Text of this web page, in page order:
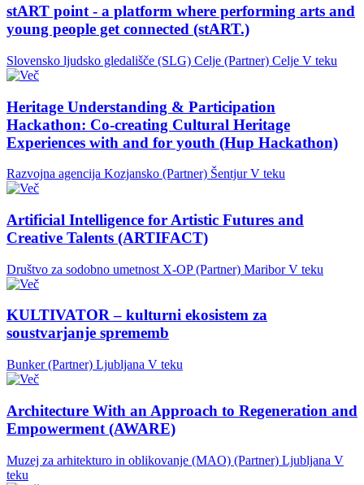
stART point - a platform where performing arts and
young people get connected (stART.)
Slovensko ljudsko gledališče (SLG) Celje (Partner) Celje V teku
Heritage Understanding & Participation
Hackathon: Co-creating Cultural Heritage
Experiences with and for youth (Hup Hackathon)
Razvojna agencija Kozjansko (Partner) Šentjur V teku
Artificial Intelligence for Artistic Futures and
Creative Talents (ARTIFACT)
Društvo za sodobno umetnost X-OP (Partner) Maribor V teku
KULTIVATOR – kulturni ekosistem za
soustvarjanje sprememb
Bunker (Partner) Ljubljana V teku
Architecture With an Approach to Regeneration and
Empowerment (AWARE)
Muzej za arhitekturo in oblikovanje (MAO) (Partner) Ljubljana V
teku